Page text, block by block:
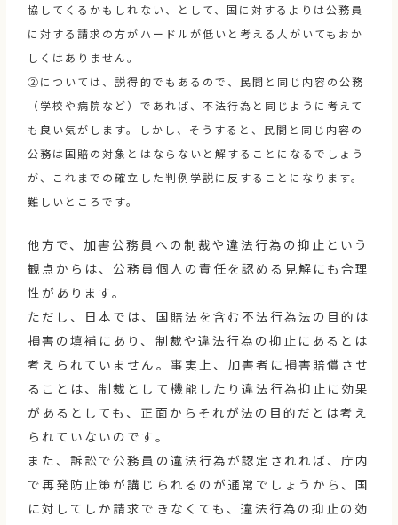
協してくるかもしれない、として、国に対するよりは公務員
に対する請求の方がハードルが低いと考える人がいてもおか
しくはありません。
②については、説得的でもあるので、民間と同じ内容の公務
（学校や病院など）であれば、不法行為と同じように考えて
も良い気がします。しかし、そうすると、民間と同じ内容の
公務は国賠の対象とはならないと解することになるでしょう
が、これまでの確立した判例学説に反することになります。
難しいところです。
他方で、加害公務員への制裁や違法行為の抑止という
観点からは、公務員個人の責任を認める見解にも合理
性があります。
ただし、日本では、国賠法を含む不法行為法の目的は
損害の填補にあり、制裁や違法行為の抑止にあるとは
考えられていません。事実上、加害者に損害賠償させ
ることは、制裁として機能したり違法行為抑止に効果
があるとしても、正面からそれが法の目的だとは考え
られていないのです。
また、訴訟で公務員の違法行為が認定されれば、庁内
で再発防止策が講じられるのが通常でしょうから、国
に対してしか請求できなくても、違法行為の抑止の効